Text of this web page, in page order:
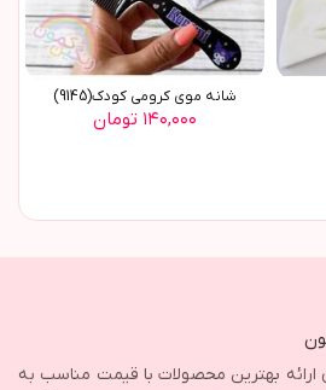
شانه موی کرومی کودک(9145)
۱۴۰,۰۰۰ تومان
بهترین محصولات با قیمت مناسب به